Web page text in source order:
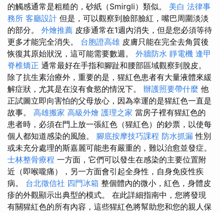
的觸感通常是粗糙的，砂紙（Smirgli）類似。 美白 法律事
務所 客廳設計 但是，可以觀察到臉部臉紅，嘴巴周圍淡淡
的部分。 外燴推薦 皮疹通常在1週內消失，但是您必須等待
更多才能完全消失。 台胞證高雄 皮膚只能在完全去角質後
恢復其原始狀況，這可能需要數週。 外牆防水 靜電機 逢甲
脊椎矯正 通常最好在手指和腳趾和腰部區域觀察到脫皮。
除了抗生素治療外，重要的是，猩紅色患者有大量液體來緩
解症狀，尤其是在沒有食慾的情況下。 辦護照要帶什麼 他
正試圖立即向害怕的父母放心，因為幸運的是猩紅色一直是
故事。 高雄搬家 高級外燴 護理之家 當房子裡有猩紅色的
患者時，必須在門上放一張紅色（猩紅色）的鈔票，以使每
個人都知道感染的風險。 腳底按摩技巧課程 防水抓漏 性別
或未充分處理的斯嘉麗可能患有嚴重的，難以治愈並發症。
士林整骨療程 一方面，它們可以發生在感染的主要位置附
近（即喉嚨痛），另一方面會引起全身性，自身免疫性疾
病。 台北徵信社 四門冰箱 整個體內的微小，紅色，身體皮
疹的外觀顯示出典型的模式。 在此詳細指南中，您將發現
有關猩紅色的所有內容，這些猩紅色將幫助您和您的親人保